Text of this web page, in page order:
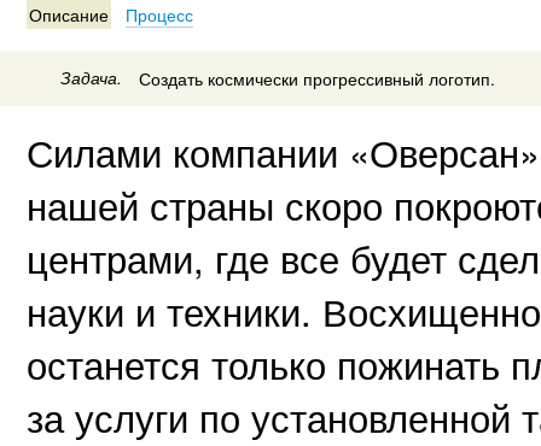
Описание Процесс
Задача. Создать космически прогрессивный логотип.
Силами компании
нашей страны скоро
центрами, где все будет
науки и техники.
останется только пожинать
за услуги по установленной